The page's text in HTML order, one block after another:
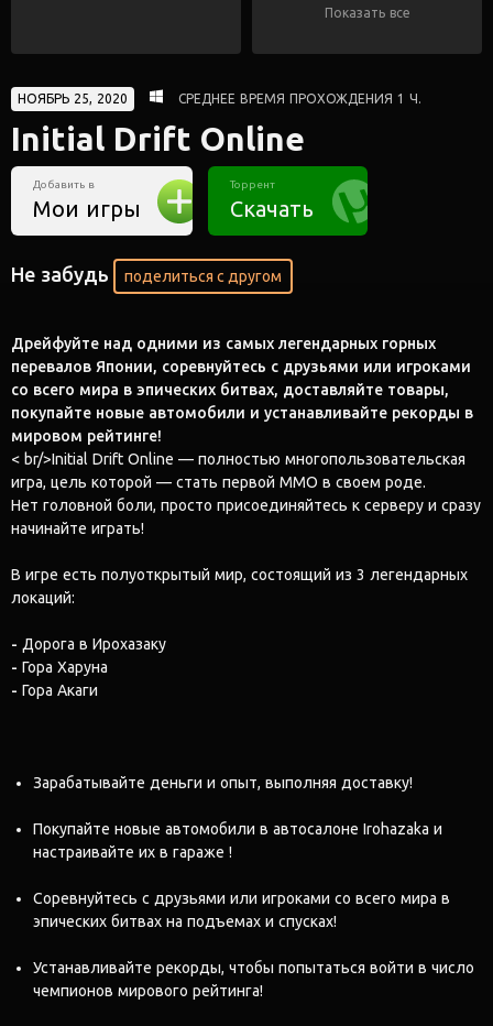
Показать все
НОЯБРЬ 25, 2020 СРЕДНЕЕ ВРЕМЯ ПРОХОЖДЕНИЯ 1 Ч.
Initial Drift Online
Добавить в
Мои игры
Торрент
Скачать
Не забудь поделиться с другом
Дрейфуйте над одними из самых легендарных горных
перевалов Японии, соревнуйтесь с друзьями или игроками
со всего мира в эпических битвах, доставляйте товары,
покупайте новые автомобили и устанавливайте рекорды в
мировом рейтинге!
< br/>Initial Drift Online — полностью многопользовательская
игра, цель которой — стать первой MMO в своем роде.
Нет головной боли, просто присоединяйтесь к серверу и сразу
начинайте играть!
В игре есть полуоткрытый мир, состоящий из 3 легендарных
локаций:
- Дорога в Ирохазаку
- Гора Харуна
- Гора Акаги
Зарабатывайте деньги и опыт, выполняя доставку!
Покупайте новые автомобили в автосалоне Irohazaka и
настраивайте их в гараже !
Соревнуйтесь с друзьями или игроками со всего мира в
эпических битвах на подъемах и спусках!
Устанавливайте рекорды, чтобы попытаться войти в число
чемпионов мирового рейтинга!